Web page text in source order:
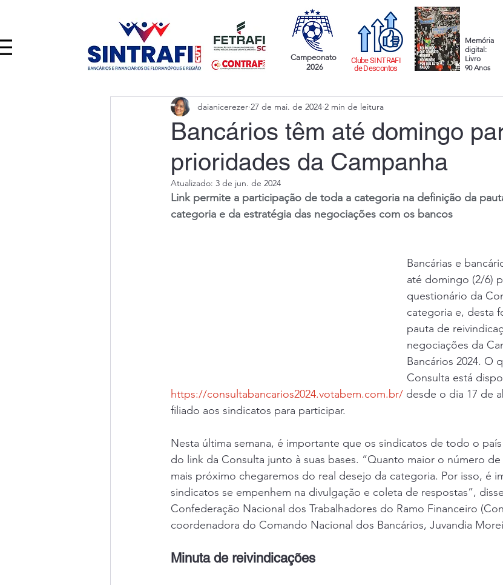
Campeonato
2026
Clube SINTRAFI
de Descontos
Memória
digital:
Livro
90 Anos
Bancários têm até domingo
prioridades da Campanha
daianicerezer 27 de mai. de 2024 2 min de leitura
Atualizado: 3 de jun. de 2024
Link permite a participação de toda a categoria na definição da
categoria e da estratégia das negociações com os bancos
Bancárias e
até domingo (2/6)
questionário da
categoria e, desta
pauta de
negociações da
Bancários 2024. O
Consulta está
https://consultabancarios2024.votabem.com.br/ desde o dia 17 de
filiado aos sindicatos para participar.
Nesta última semana, é importante que os sindicatos de todo o
do link da Consulta junto à suas bases. “Quanto maior o número
mais próximo chegaremos do real desejo da categoria. Por isso, é
sindicatos se empenhem na divulgação e coleta de respostas”,
Confederação Nacional dos Trabalhadores do Ramo Financeiro
coordenadora do Comando Nacional dos Bancários, Juvandia
Minuta de reivindicações